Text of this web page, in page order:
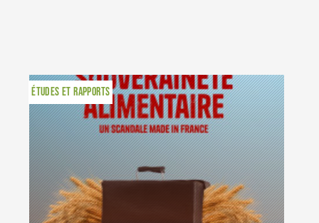
ÉTUDES ET RAPPORTS